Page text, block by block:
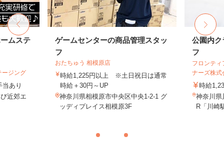
ムステ
ージング
あり
近郊エ
ゲームセンターの商品管理スタッ
フ
おたちゅう 相模原店
時給1,225円以上 ※土日祝日は通常
時給＋30円～UP
神奈川県相模原市中央区中央1-2-1 グ
ッディプレイス相模原3F
公園内ク
フ
フロンテ
ナーズ株式
時給
神奈川県
R「川崎